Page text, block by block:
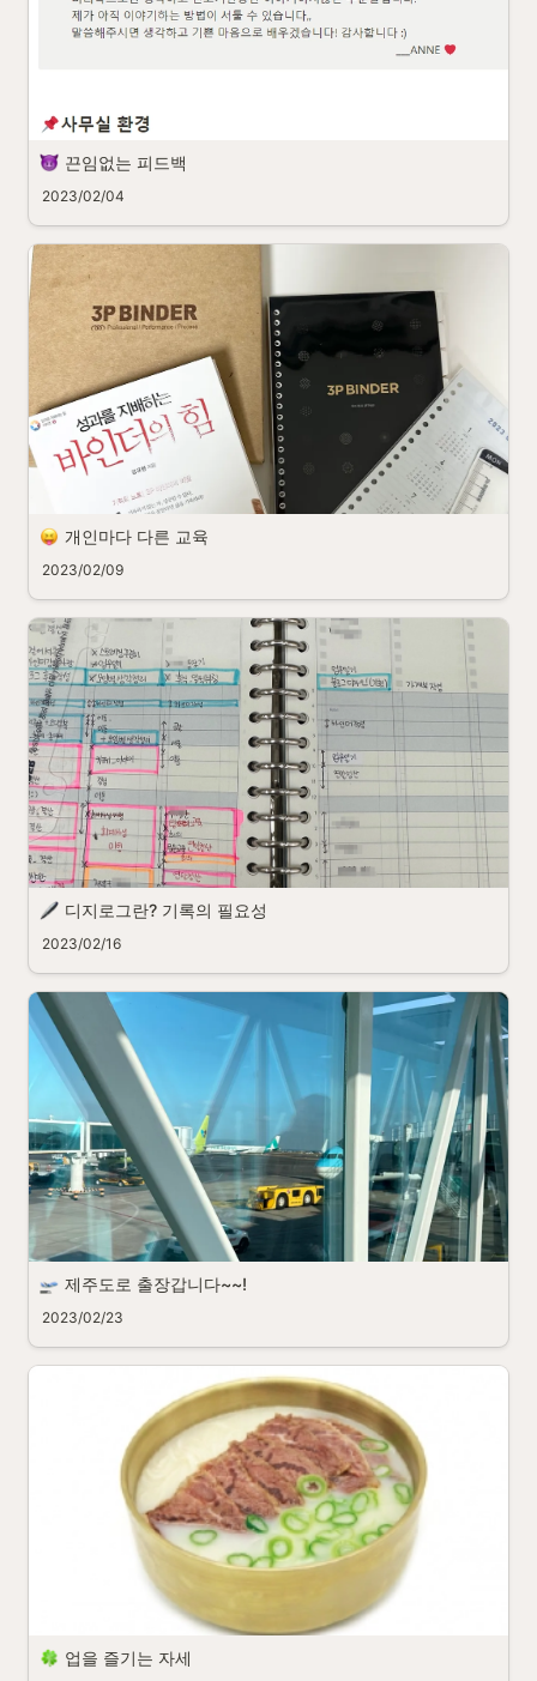
끈임없는 피드백
2023/02/04
개인마다 다른 교육
2023/02/09
디지로그란? 기록의 필요성
2023/02/16
제주도로 출장갑니다~~!
2023/02/23
업을 즐기는 자세